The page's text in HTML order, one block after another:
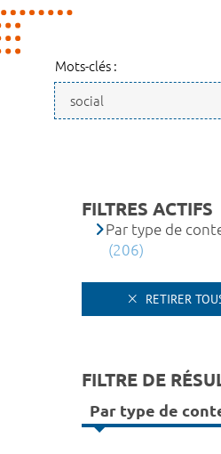
Mots-clés :
FILTRES ACTIFS
Par type de
(206)
RETIRER
FILTRE DE
Par type de